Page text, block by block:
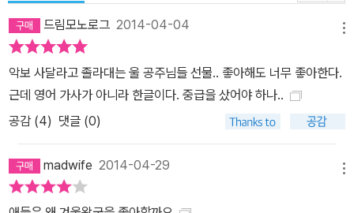
드림모노로그 2014-04-04
악보 사달라고 졸라대는 울 공주님들 선물.. 좋아해도 너무 좋아한다.
근데 영어 가사가 아니라 한글이다. 중급을 샀어야 하나..
공감 (4) 댓글 (0)
madwife 2014-04-29